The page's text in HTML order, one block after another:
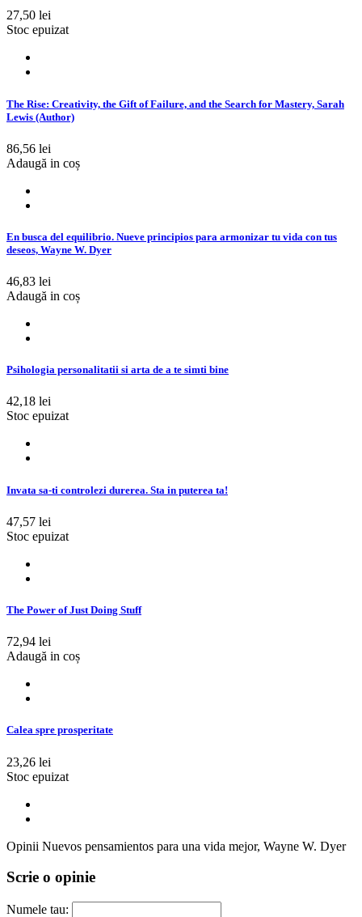
27,50 lei
Stoc epuizat
The Rise: Creativity, the Gift of Failure, and the Search for Mastery, Sarah
Lewis (Author)
86,56 lei
Adaugă in coș
En busca del equilibrio. Nueve principios para armonizar tu vida con tus
deseos, Wayne W. Dyer
46,83 lei
Adaugă in coș
Psihologia personalitatii si arta de a te simti bine
42,18 lei
Stoc epuizat
Invata sa-ti controlezi durerea. Sta in puterea ta!
47,57 lei
Stoc epuizat
The Power of Just Doing Stuff
72,94 lei
Adaugă in coș
Calea spre prosperitate
23,26 lei
Stoc epuizat
Opinii Nuevos pensamientos para una vida mejor, Wayne W. Dyer
Scrie o opinie
Numele tau: